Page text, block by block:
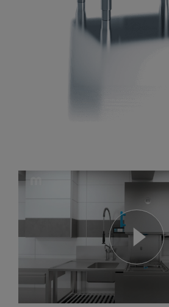
Pokrok v mytí nádobí, který je zase o krok dál